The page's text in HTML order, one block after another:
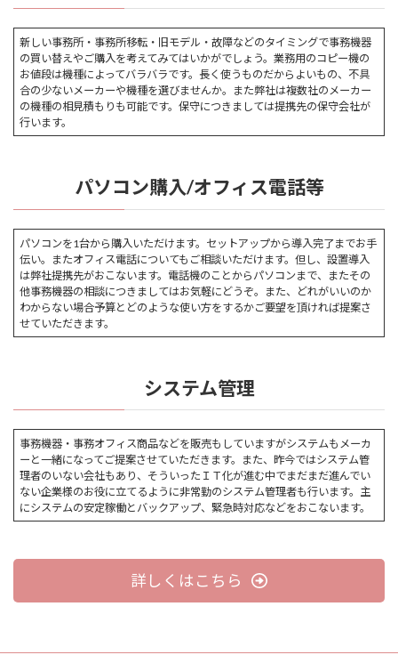
新しい事務所・事務所移転・旧モデル・故障などのタイミングで事務機器
の買い替えやご購入を考えてみてはいかがでしょう。業務用のコピー機の
お値段は機種によってバラバラです。長く使うものだからよいもの、不具
合の少ないメーカーや機種を選びませんか。また弊社は複数社のメーカー
の機種の相見積もりも可能です。保守につきましては提携先の保守会社が
行います。
パソコン購入/オフィス電話等
パソコンを1台から購入いただけます。セットアップから導入完了までお手
伝い。またオフィス電話についてもご相談いただけます。但し、設置導入
は弊社提携先がおこないます。電話機のことからパソコンまで、またその
他事務機器の相談につきましてはお気軽にどうぞ。また、どれがいいのか
わからない場合予算とどのような使い方をするかご要望を頂ければ提案さ
せていただきます。
システム管理
事務機器・事務オフィス商品などを販売もしていますがシステムもメーカ
ーと一緒になってご提案させていただきます。また、昨今ではシステム管
理者のいない会社もあり、そういったＩＴ化が進む中でまだまだ進んでい
ない企業様のお役に立てるように非常勤のシステム管理者も行います。主
にシステムの安定稼働とバックアップ、緊急時対応などをおこないます。
詳しくはこちら